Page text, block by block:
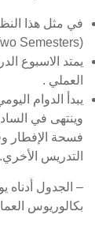
في مثل هذا
(Two Semesters)يمتد كل منها ستة عشر اسبوعاً.
يمتد الاسبوع
العملي .
يبدأ الدوام
وينتهى في
فسحة الإفطار
التدريس الأخري.
– الجدول
بكالوريوس